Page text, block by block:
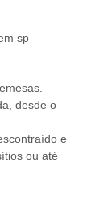
desde o
e
ou até